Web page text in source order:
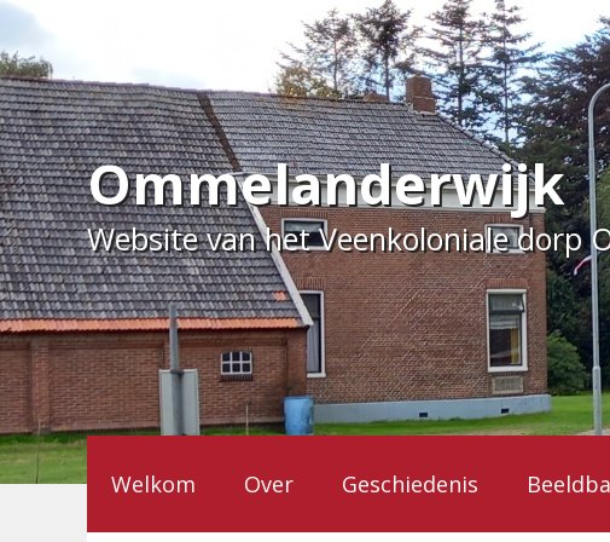
Ga
de
inhoud
Ommelanderwijk
Website van het Veenkoloniale dorp
Welkom Over Geschiedenis